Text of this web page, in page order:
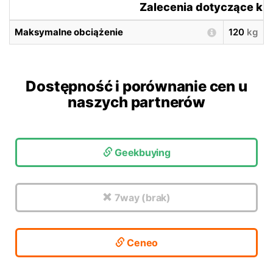
Zalecenia dotyczące
Maksymalne obciążenie 120 kg
Dostępność i porównanie cen u
naszych partnerów
Geekbuying
7way (brak)
Ceneo